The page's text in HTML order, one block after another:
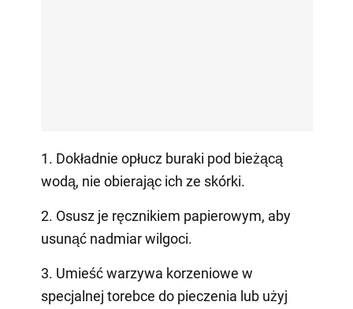
1. Dokładnie opłucz buraki pod bieżącą
wodą, nie obierając ich ze skórki.
2. Osusz je ręcznikiem papierowym, aby
usunąć nadmiar wilgoci.
3. Umieść warzywa korzeniowe w
specjalnej torebce do pieczenia lub użyj